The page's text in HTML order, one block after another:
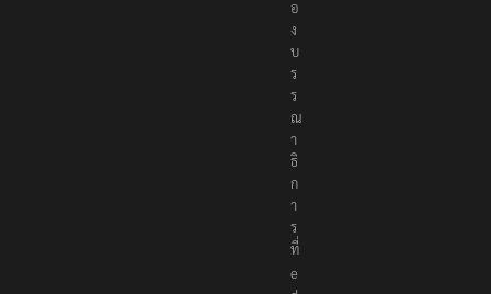
อ
ง
บ
ร
ร
ณ
า
ธิ
ก
า
ร
ที่
e